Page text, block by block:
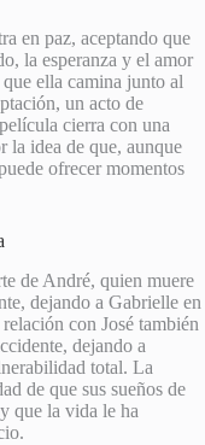
en paz, aceptando que
la esperanza y el amor
ella camina junto al
un acto de
cierra con una
la idea de que, aunque
ofrecer momentos
de André, quien muere
dejando a Gabrielle en
con José también
dejando a
total. La
de que sus sueños de
que la vida le ha